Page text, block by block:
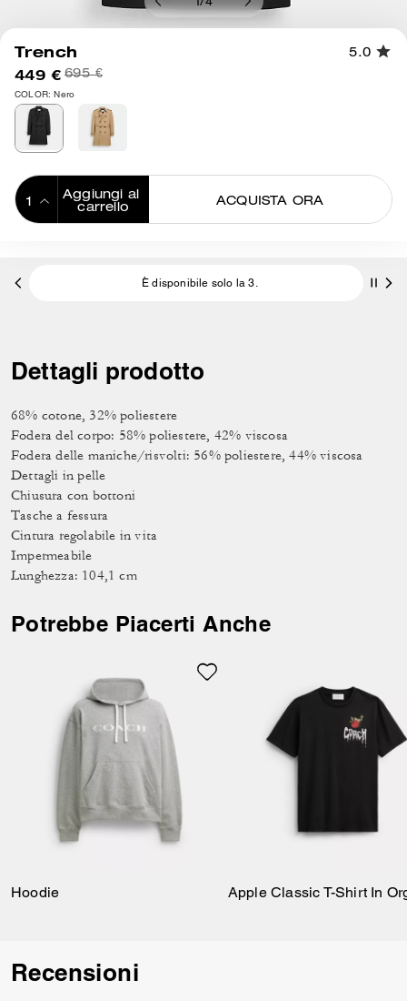
/4
Trench 5.0
449 € 695 €
COLOR: Nero
Aggiungi al
carrello
ACQUISTA ORA
È disponibile solo la 3.
Dettagli prodotto
68% cotone, 32% poliestere
Fodera del corpo: 58% poliestere, 42% viscosa
Fodera delle maniche/risvolti: 56% poliestere, 44% viscosa
Dettagli in pelle
Chiusura con bottoni
Tasche a fessura
Cintura regolabile in vita
Impermeabile
Lunghezza: 104,1 cm
Potrebbe Piacerti Anche
Hoodie
Recensioni